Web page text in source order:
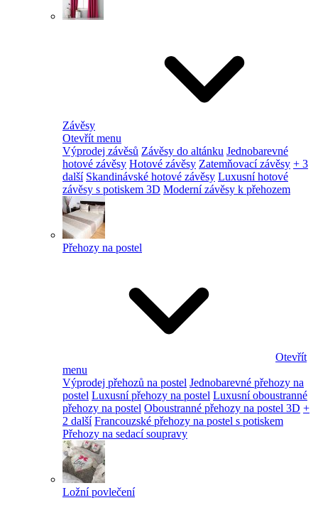
Závěsy
Otevřít menu
Výprodej závěsů Závěsy do altánku Jednobarevné
hotové závěsy Hotové závěsy Zatemňovací závěsy + 3
další Skandinávské hotové závěsy Luxusní hotové
závěsy s potiskem 3D Moderní závěsy k přehozem
Přehozy na postel
Otevřít
menu
Výprodej přehozů na postel Jednobarevné přehozy na
postel Luxusní přehozy na postel Luxusní oboustranné
přehozy na postel Oboustranné přehozy na postel 3D +
2 další Francouzské přehozy na postel s potiskem
Přehozy na sedací soupravy
Ložní povlečení